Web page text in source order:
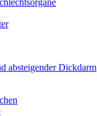
absteigender Dickdarm